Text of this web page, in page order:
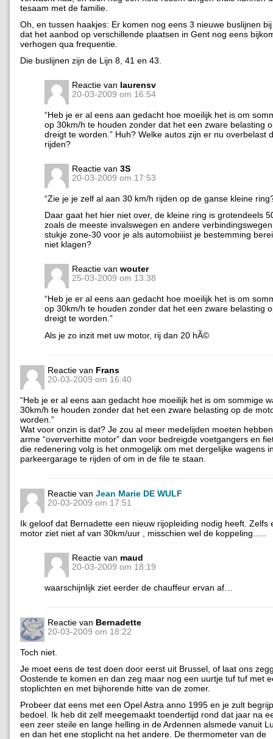
tesaam met de familie.
Oh, en tussen haakjes: Er komen nog eens 3 nieuwe buslijnen
dat het aanbod op verschillende plaatsen in Gent nog eens
verhogen qua frequentie.
Die buslijnen zijn de Lijn 8, 41 en 43.
Reactie van laurensv
20-03-2009 om 16:54
“Heb je er al eens aan gedacht hoe moeilijk het is om
op 30km/h te houden zonder dat het een zware belasting
dreigt te worden.” Huh? Welke autos zijn er nu overbelast
rijden?
Reactie van 3S
20-03-2009 om 17:53
“Zie je je zelf al aan 30 km/h rijden op de ganse kleine
Daar gaat het hier niet over, de kleine ring is grotendeels
zoals de meeste invalswegen en andere
stukje zone-30 voor je als automobiiist je bestemming
niet klagen?
Reactie van wouter
25-03-2009 om 13:38
“Heb je er al eens aan gedacht hoe moeilijk het is om
op 30km/h te houden zonder dat het een zware belasting
dreigt te worden.”
Als je zo inzit met uw motor, rij dan 20 hÃ©
Reactie van Frans
20-03-2009 om 16:40
“Heb je er al eens aan gedacht hoe moeilijk het is om sommige
30km/h te houden zonder dat het een zware belasting op de
worden.”
Wat voor onzin is dat? Je zou al meer medelijden moeten
arme “oververhitte motor” dan voor bedreigde voetgangers en
die redenering volg is het onmogelijk om met dergelijke wagens
parkeergarage te rijden of om in de file te staan.
Reactie van Jean Marie DE WULF
20-03-2009 om 17:51
Ik geloof dat Bernadette een nieuw rijopleiding nodig heeft. Zelfs
motor ziet niet af van 30km/uur , misschien wel de koppeling…..
Reactie van maud
20-03-2009 om 18:19
waarschijnlijk ziet eerder de chauffeur ervan af…
Reactie van Bernadette
20-03-2009 om 18:22
Toch niet.
Je moet eens de test doen door eerst uit Brussel, of laat ons
Oostende te komen en dan zeg maar nog een uurtje tuf tuf met
stoplichten en met bijhorende hitte van de zomer.
Probeer dat eens met een Opel Astra anno 1995 en je zult
bedoel. Ik heb dit zelf meegemaakt toendertijd rond dat jaar na
een zeer steile en lange helling in de Ardennen alsmede vanuit
en dan het ene stoplicht na het andere. De thermometer van de